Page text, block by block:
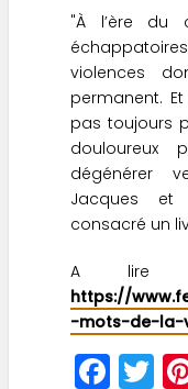
"À l’ère du
violences
permanent.
pas toujours
douloureux
dégénérer
Jacques et
consacré un
A lire
https://
-mots-de-la-
F T